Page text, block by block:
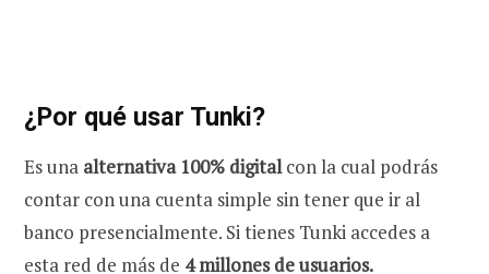
¿Por qué usar Tunki?
Es una alternativa 100% digitalcon la cual podrás
contar con una cuenta simple sin tener que ir al
banco presencialmente. Si tienes Tunki accedes a
esta red de más de 4 millones de usuarios.